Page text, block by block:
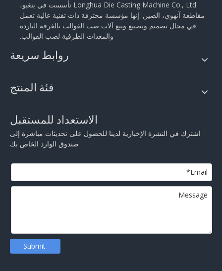
Longhua Die Casting Machine Co., Ltd تأسست في بنغبو،
مقاطعة آنهوي، الصين. إنها مؤسسة محترفة ذات تقنية عالية تعمل
في مجال تصميم وتصنيع وبيع آلات صب القوالب بالغرفة الباردة
والمعدات الطرفية لصب القوالب.
روابط سريعة
فئة المنتج
الاستعداد للمستقبل
اشترك في النشرة الإخبارية لدينا للحصول على تحديثات مباشرة إلى
صندوق الوارد الخاص بك
Submit